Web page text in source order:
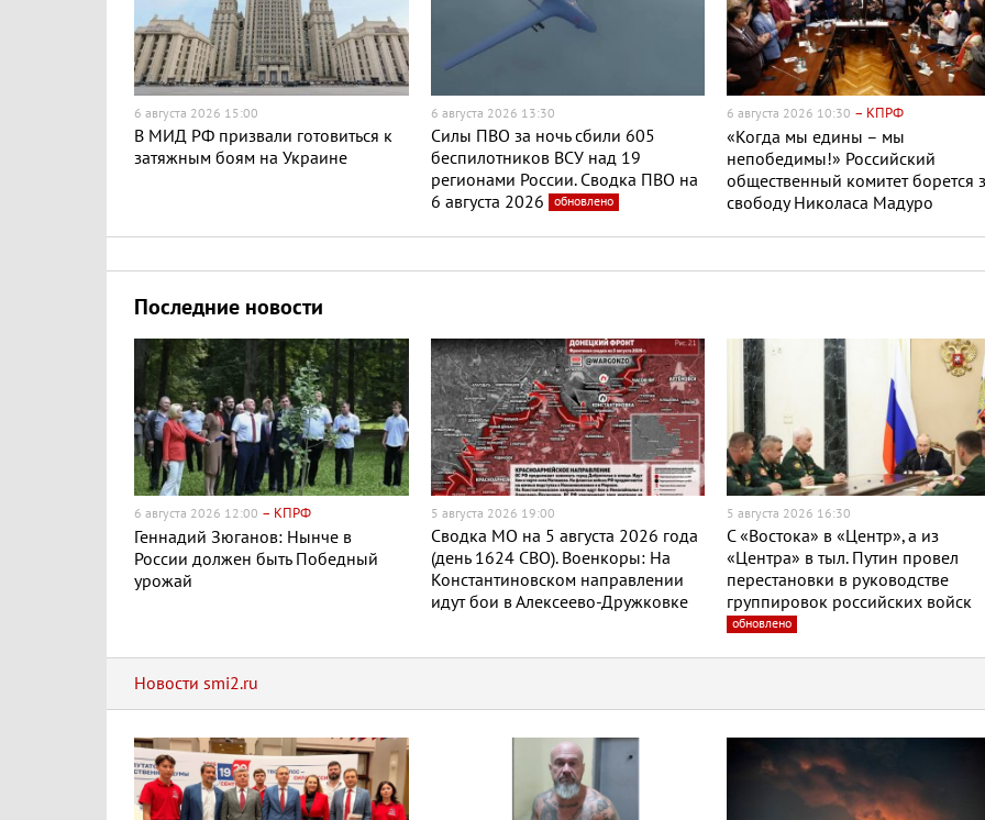
6 августа 2026 15:00
В МИД РФ призвали готовиться к
затяжным боям на Украине
6 августа 2026 13:30
Силы ПВО за ночь сбили 605
беспилотников ВСУ над 19
регионами России. Сводка ПВО на
6 августа 2026
обновлено
6 августа 2026 10:30 – КПРФ
«Когда мы едины – мы
непобедимы!» Российский
общественный комитет борется
свободу Николаса Мадуро
Последние новости
6 августа 2026 12:00 – КПРФ
Геннадий Зюганов: Нынче в
России должен быть Победный
урожай
5 августа 2026 19:00
Сводка МО на 5 августа 2026 года
(день 1624 СВО). Военкоры: На
Константиновском направлении
идут бои в Алексеево-Дружковке
5 августа 2026 16:30
С «Востока» в «Центр», а из
«Центра» в тыл. Путин провел
перестановки в руководстве
группировок российских войск
обновлено
Новости smi2.ru